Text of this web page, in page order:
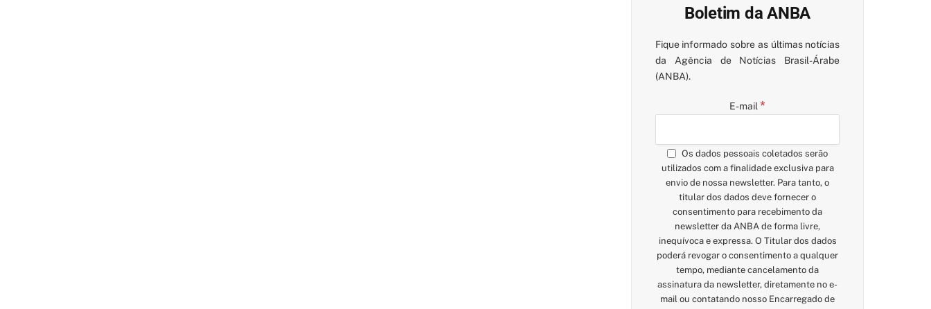
Boletim da ANBA
Fique informado sobre as últimas notícias
da Agência de Notícias Brasil-Árabe
(ANBA).
E-mail *
Os dados pessoais coletados serão
utilizados com a finalidade exclusiva para
envio de nossa newsletter. Para tanto, o
titular dos dados deve fornecer o
consentimento para recebimento da
newsletter da ANBA de forma livre,
inequívoca e expressa. O Titular dos dados
poderá revogar o consentimento a qualquer
tempo, mediante cancelamento da
assinatura da newsletter, diretamente no e-
mail ou contatando nosso Encarregado de